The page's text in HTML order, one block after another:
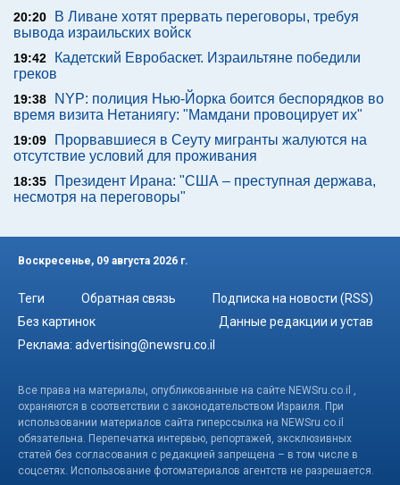
20:20
В Ливане хотят прервать переговоры, требуя
вывода израильских войск
19:42
Кадетский Евробаскет. Израильтяне победили
греков
19:38
NYP: полиция Нью-Йорка боится беспорядков во
время визита Нетаниягу: "Мамдани провоцирует их"
19:09
Прорвавшиеся в Сеуту мигранты жалуются на
отсутствие условий для проживания
18:35
Президент Ирана: "США – преступная держава,
несмотря на переговоры"
Воскресенье, 09 августа 2026 г.
Теги Обратная связь
Подписка на новости (RSS)
Без картинок
Данные редакции и устав
Реклама: advertising@newsru.co.il
Все права на материалы, опубликованные на сайте NEWSru.co.il ,
охраняются в соответствии с законодательством Израиля. При
использовании материалов сайта гиперссылка на NEWSru.co.il
обязательна. Перепечатка интервью, репортажей, эксклюзивных
статей без согласования с редакцией запрещена – в том числе в
соцсетях. Использование фотоматериалов агентств не разрешается.